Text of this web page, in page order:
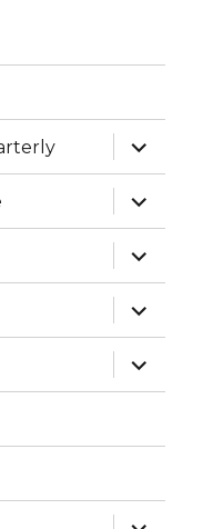
expand
child
menu
expand
child
menu
expand
child
menu
expand
child
menu
expand
child
menu
expand